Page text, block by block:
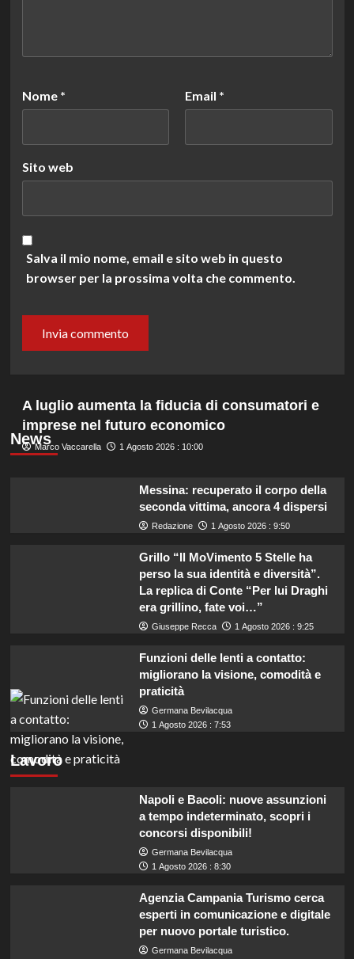
Nome * Email *
Sito web
Salva il mio nome, email e sito web in questo
browser per la prossima volta che commento.
News
A luglio aumenta la fiducia di consumatori e
imprese nel futuro economico
Marco Vaccarella 1 Agosto 2026 : 10:00
Messina: recuperato il corpo della
seconda vittima, ancora 4 dispersi
Redazione 1 Agosto 2026 : 9:50
Grillo “Il MoVimento 5 Stelle ha
perso la sua identità e diversità”.
La replica di Conte “Per lui Draghi
era grillino, fate voi…”
Giuseppe Recca 1 Agosto 2026 : 9:25
Funzioni delle lenti a contatto:
migliorano la visione, comodità e
praticità
Germana Bevilacqua
1 Agosto 2026 : 7:53
Lavoro
Napoli e Bacoli: nuove assunzioni
a tempo indeterminato, scopri i
concorsi disponibili!
Germana Bevilacqua
1 Agosto 2026 : 8:30
Agenzia Campania Turismo cerca
esperti in comunicazione e digitale
per nuovo portale turistico.
Germana Bevilacqua